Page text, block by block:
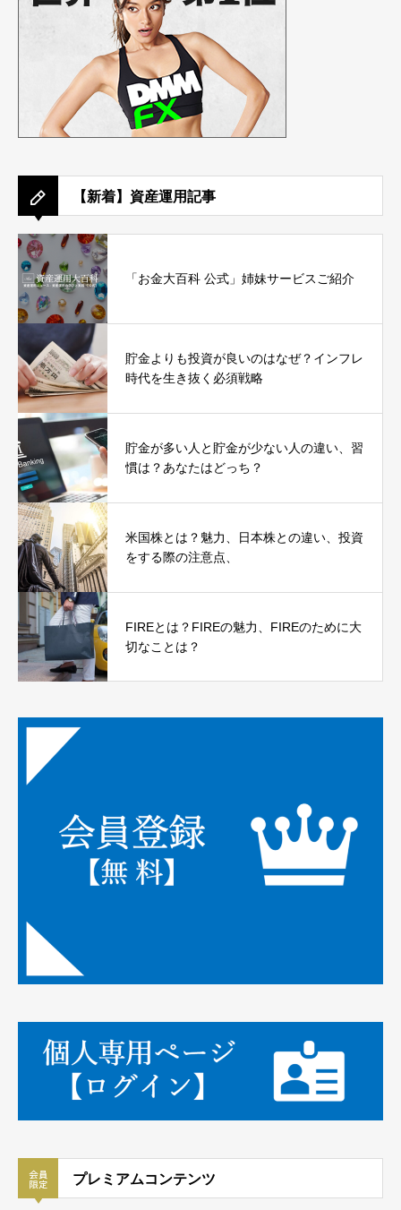
【新着】資産運用記事
「お金大百科 公式」姉妹サービスご紹介
貯金よりも投資が良いのはなぜ？インフレ
時代を生き抜く必須戦略
貯金が多い人と貯金が少ない人の違い、習
慣は？あなたはどっち？
米国株とは？魅力、日本株との違い、投資
をする際の注意点、
FIREとは？FIREの魅力、FIREのために大
切なことは？
プレミアムコンテンツ